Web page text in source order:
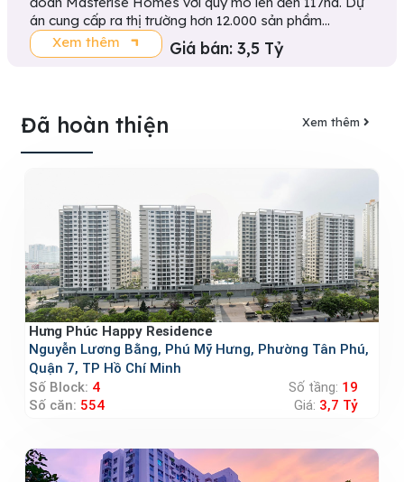
án cung cấp ra thị trường hơn 12.000 sản phầm...
Xem thêm
Giá bán: 3,5 Tỷ
Đã hoàn thiện Xem thêm
Hưng Phúc Happy Residence
Nguyễn Lương Bằng, Phú Mỹ Hưng, Phường Tân Phú,
Quận 7, TP Hồ Chí Minh
Số Block: 4 Số tầng: 19
Số căn: 554 Giá: 3,7 Tỷ